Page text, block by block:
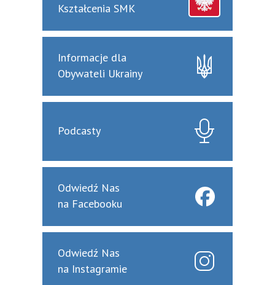
Kształcenia SMK
Informacje dla
Obywateli Ukrainy
Podcasty
Odwiedź Nas
na Facebooku
Odwiedź Nas
na Instagramie